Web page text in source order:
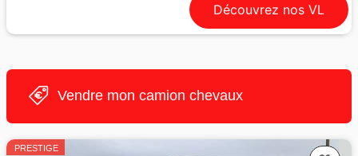
Découvrez nos VL
Vendre mon camion chevaux
PRESTIGE